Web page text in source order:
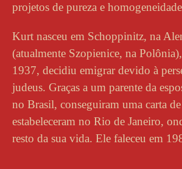
projetos de pureza e
Kurt nasceu em Schoppinitz, na
(atualmente Szopienice, na
1937, decidiu emigrar devido à
judeus. Graças a um parente da
no Brasil, conseguiram uma carta de
estabeleceram no Rio de Janeiro,
resto da sua vida. Ele faleceu em